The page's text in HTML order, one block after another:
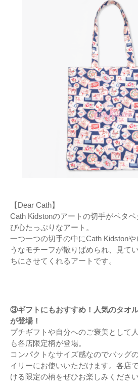
【Dear Cath】
Cath Kidstonのアートの切手がペタ
び心たっぷりなアート。
一つ一つの切手の中にCath Kidston
うなモチーフが散りばめられ、見て
ちにさせてくれるアートです。
③ギフトにもおすすめ！人気のタオ
が登場！
プチギフトや自分へのご褒美として
も各店限定柄が登場。
コンパクトなサイズ感なのでバッグ
イリーにお使いいただけます。各店
ける限定の柄をぜひお楽しみください